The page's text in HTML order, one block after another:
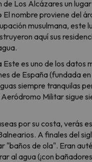
Los Alcázares un
El nombre proviene del
musulmana, este
aquí sus
Este es uno de los datos
de España (fundada en
siempre tranquilas
Militar sigue
por su costa, verás
A finales del
"baños de ola". Eran
al agua (¡con